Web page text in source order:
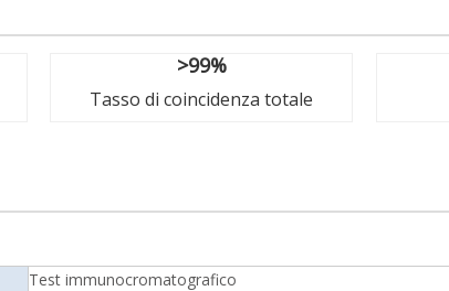
>99%
Tasso di coincidenza totale
Test immunocromatografico